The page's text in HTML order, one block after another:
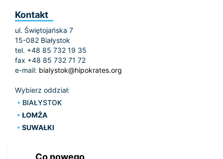
Kontakt
ul. Świętojańska 7
15-082 Białystok
tel. +48 85 732 19 35
fax +48 85 732 71 72
e-mail: bialystok@hipokrates.org
Wybierz oddział:
BIAŁYSTOK
ŁOMŻA
SUWAŁKI
Co nowego